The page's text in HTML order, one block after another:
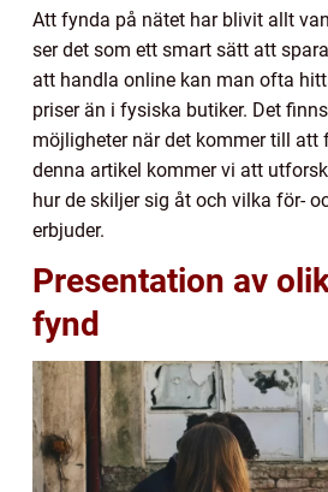
Att fynda på nätet har blivit allt
ser det som ett smart sätt att
att handla online kan man ofta
priser än i fysiska butiker. Det
möjligheter när det kommer till att
denna artikel kommer vi att
hur de skiljer sig åt och vilka för-
erbjuder.
Presentation av
fynd